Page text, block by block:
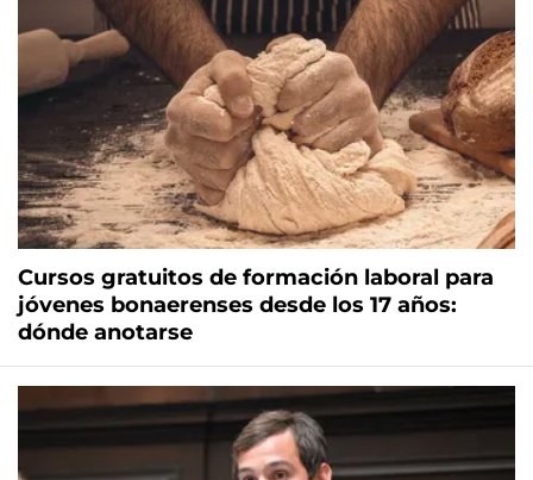
Cursos gratuitos de formación laboral para
jóvenes bonaerenses desde los 17 años:
dónde anotarse